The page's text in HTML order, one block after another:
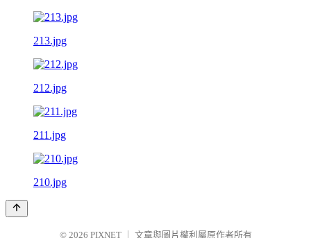
213.jpg
212.jpg
211.jpg
210.jpg
© 2026 PIXNET 文章與圖片權利屬原作者所有